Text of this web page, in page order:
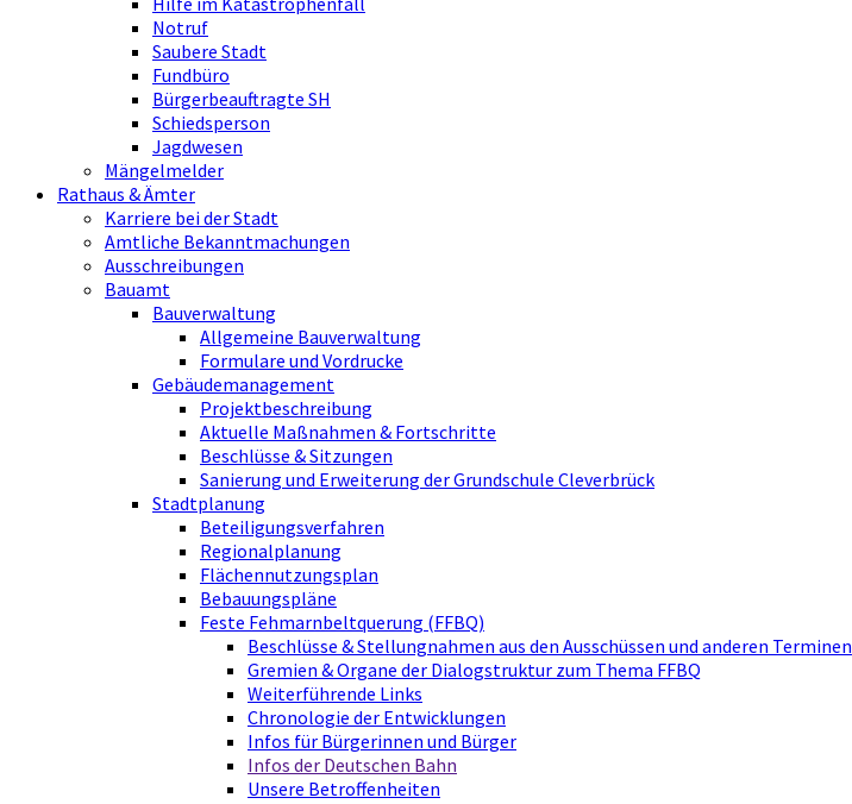
Notruf
Saubere Stadt
Fundbüro
Bürgerbeauftragte SH
Schiedsperson
Jagdwesen
Mängelmelder
Rathaus & Ämter
Karriere bei der Stadt
Amtliche Bekanntmachungen
Ausschreibungen
Bauamt
Bauverwaltung
Allgemeine Bauverwaltung
Formulare und Vordrucke
Gebäudemanagement
Projektbeschreibung
Aktuelle Maßnahmen & Fortschritte
Beschlüsse & Sitzungen
Sanierung und Erweiterung der Grundschule Cleverbrück
Stadtplanung
Beteiligungsverfahren
Regionalplanung
Flächennutzungsplan
Bebauungspläne
Feste Fehmarnbeltquerung (FFBQ)
Beschlüsse & Stellungnahmen aus den Ausschüssen und anderen Terminen
Gremien & Organe der Dialogstruktur zum Thema FFBQ
Weiterführende Links
Chronologie der Entwicklungen
Infos für Bürgerinnen und Bürger
Infos der Deutschen Bahn
Unsere Betroffenheiten